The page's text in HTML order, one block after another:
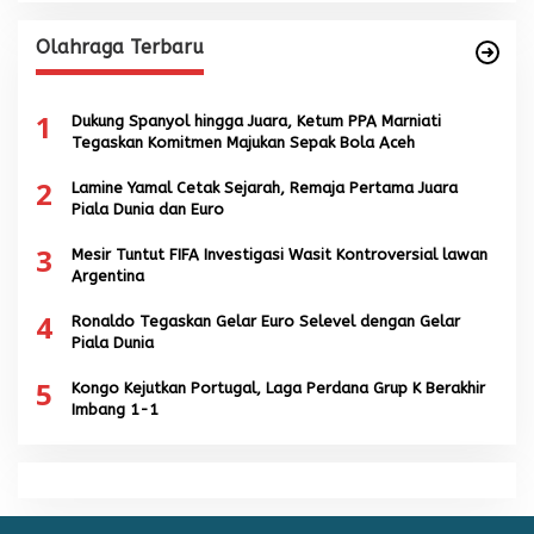
Olahraga Terbaru
1
Dukung Spanyol hingga Juara, Ketum PPA Marniati
Tegaskan Komitmen Majukan Sepak Bola Aceh
2
Lamine Yamal Cetak Sejarah, Remaja Pertama Juara
Piala Dunia dan Euro
3
Mesir Tuntut FIFA Investigasi Wasit Kontroversial lawan
Argentina
4
Ronaldo Tegaskan Gelar Euro Selevel dengan Gelar
Piala Dunia
5
Kongo Kejutkan Portugal, Laga Perdana Grup K Berakhir
Imbang 1-1